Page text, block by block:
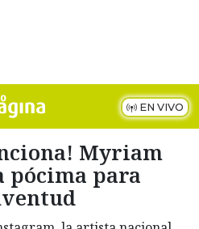
EN VIVO
Myriam
pócima para